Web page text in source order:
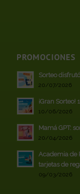
PROMOCIONES
Sorteo
20/07/2026
¡Gran Sorteo!
10/06/2026
Mamá GPT:
20/04/2026
Academia de
tarjetas de
09/03/2026